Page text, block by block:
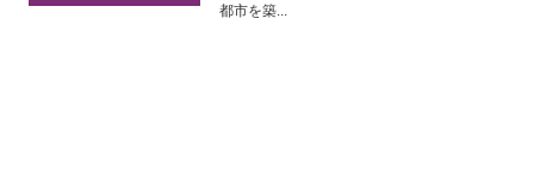
都市を築...